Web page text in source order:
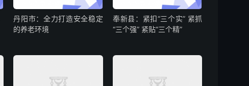
丹阳市：全力打造安全稳定
的养老环境
奉新县：紧扣“三个实” 紧抓
“三个强” 紧贴“三个精”